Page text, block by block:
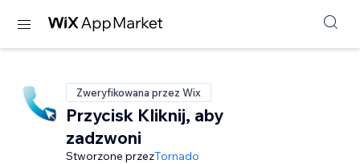
Zweryfikowana przez Wix
Przycisk Kliknij, aby
zadzwoni
Stworzone przezTornado